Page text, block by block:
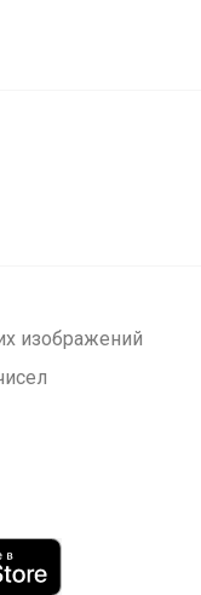
изображений